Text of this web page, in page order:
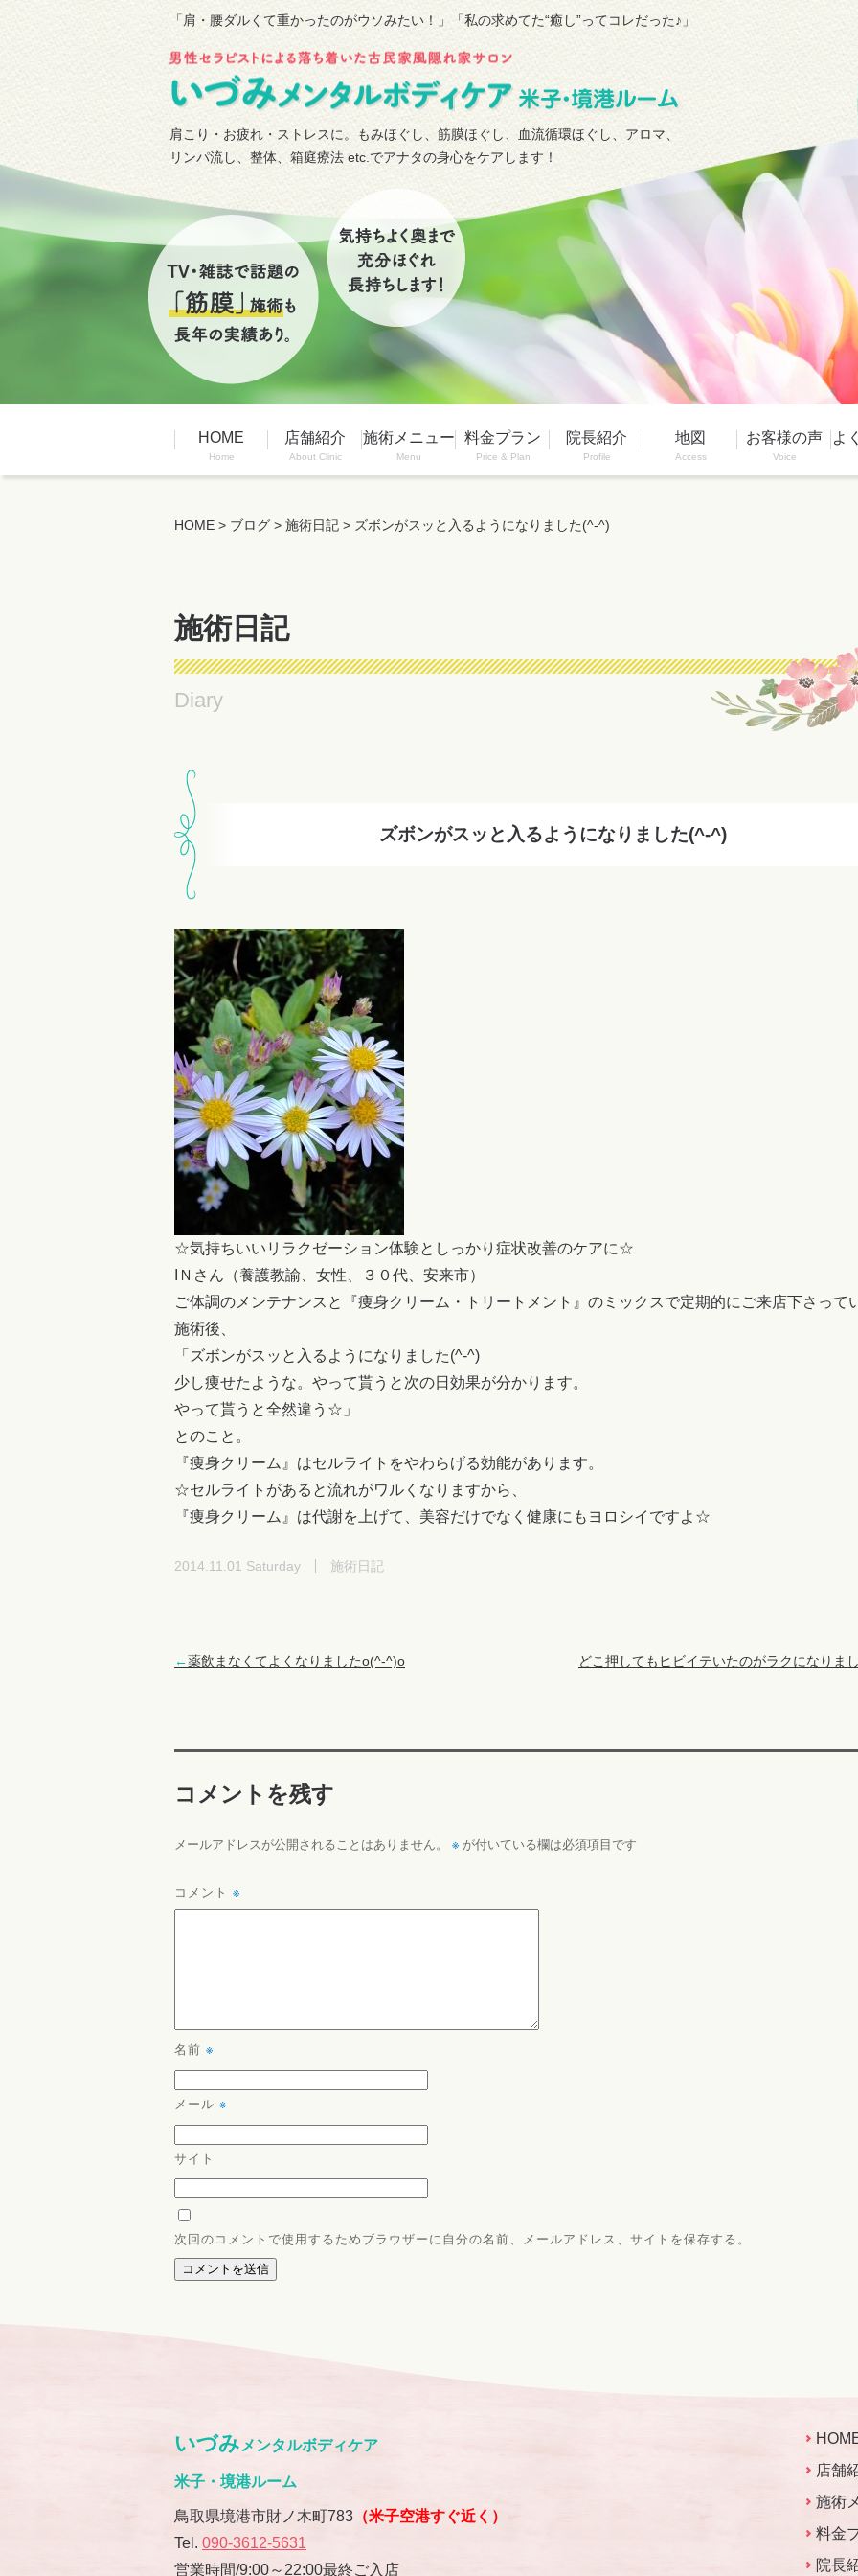
「肩・腰ダルくて重かったのがウソみたい！」 「私の求めてた“癒し”ってコレだった♪」
肩こり・お疲れ・ストレスに。もみほぐし、筋膜ほぐし、血流循環ほぐし、アロマ、
リンパ流し、整体、箱庭療法 etc.でアナタの身心をケアします！
HOME
Home
店舗紹介
About Clinic
施術メニュー
Menu
料金プラン
Price & Plan
院長紹介
Profile
地図
Access
お客様の声
Voice
よ
HOME > ブログ > 施術日記 > ズボンがスッと入るようになりました(^-^)
施術日記
Diary
ズボンがスッと入るようになりました(^-^)
☆気持ちいいリラクゼーション体験としっかり症状改善のケアに☆
IＮさん（養護教諭、女性、３０代、安来市）
ご体調のメンテナンスと『痩身クリーム・トリートメント』のミックスで定期的にご来店下さって
施術後、
「ズボンがスッと入るようになりました(^-^)
少し痩せたような。やって貰うと次の日効果が分かります。
やって貰うと全然違う☆」
とのこと。
『痩身クリーム』はセルライトをやわらげる効能があります。
☆セルライトがあると流れがワルくなりますから、
『痩身クリーム』は代謝を上げて、美容だけでなく健康にもヨロシイですよ☆
2014.11.01 Saturday 施術日記
←薬飲まなくてよくなりましたo(^-^)o どこ押してもヒビイテいたのがラクになりま
コメントを残す
メールアドレスが公開されることはありません。 ※ が付いている欄は必須項目です
コメント ※
名前 ※
メール ※
サイト
次回のコメントで使用するためブラウザーに自分の名前、メールアドレス、サイトを保存する。
いづみ メンタルボディケア
米子・境港ルーム
鳥取県境港市財ノ木町783 （米子空港すぐ近く）
Tel. 090-3612-5631
営業時間/9:00～22:00最終ご入店
店舗
施術
料金
院長